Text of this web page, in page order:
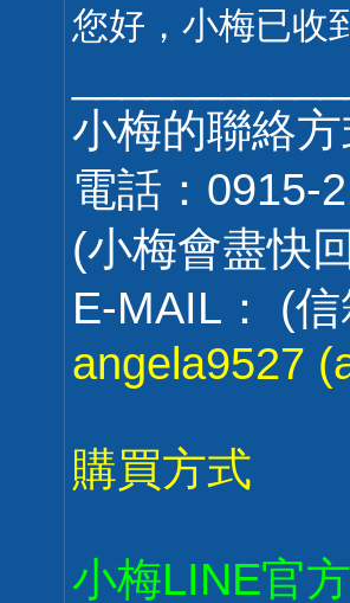
您好，小梅已收
小梅的聯絡
電話：0915-
(小梅會盡快
E-MAIL： (
angela9527
購買方式
小梅LINE官